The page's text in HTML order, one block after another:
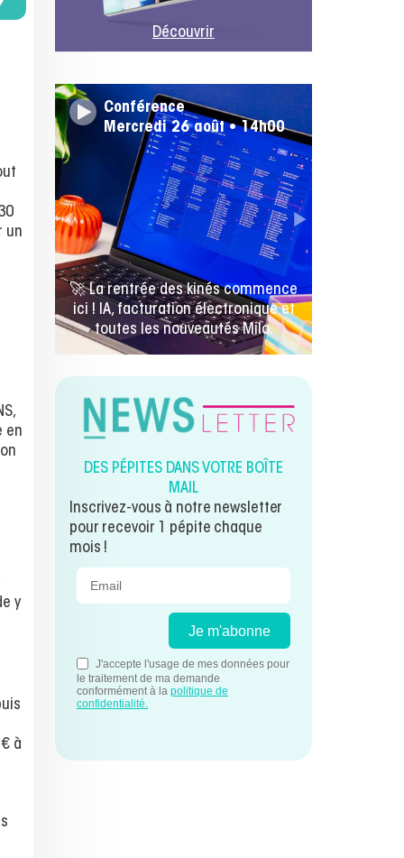
un
en
y
à
Découvrir
Conférence
Mercredi 26 août • 14h00
🚀 La rentrée des kinés commence
ici ! IA, facturation électronique et
toutes les nouveautés Milo.
DES PÉPITES DANS VOTRE BOÎTE
MAIL
Inscrivez-vous à notre newsletter
pour recevoir 1 pépite chaque
mois !